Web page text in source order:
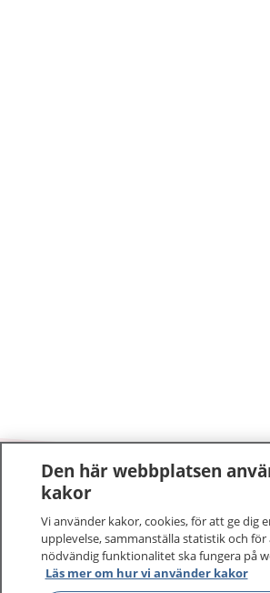
1177 –tryggt om din
På 1177.se får du råd om hälsa och
sjukdomar och vilka mottagningar
Logga in för att läsa din journal och
Den här webbplatsen
kakor
Vi använder kakor, cookies, för att ge dig
upplevelse, sammanställa statistik och för
nödvändig funktionalitet ska fungera på
Läs mer om hur vi använder kakor